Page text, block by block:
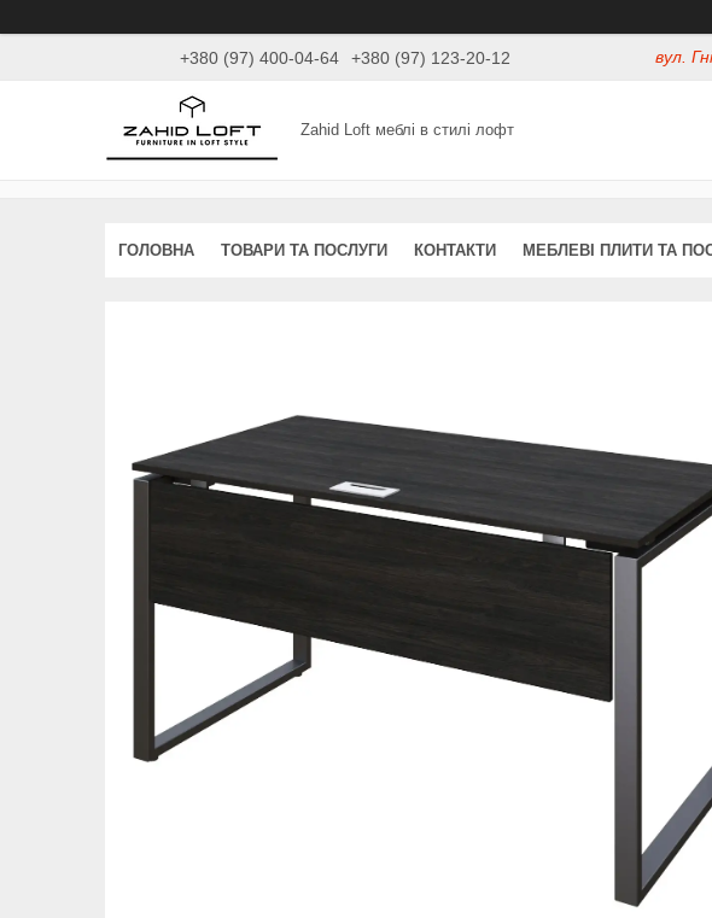
+380 (97) 400-04-64 +380 (97) 123-20-12 вул.
Zahid Loft меблі в стилі лофт
ГОЛОВНА ТОВАРИ ТА ПОСЛУГИ КОНТАКТИ МЕБЛЕВІ ПЛИТИ ТА